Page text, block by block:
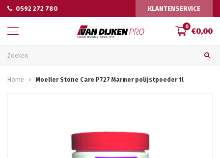
0592 272 780 KLANTENSERVICE
0 €0,00
Home Moeller Stone Care P727 Marmer polijstpoeder 1l